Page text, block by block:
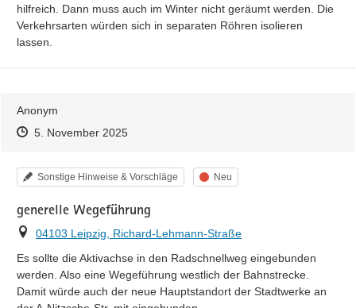
hilfreich. Dann muss auch im Winter nicht geräumt werden. Die
Verkehrsarten würden sich in separaten Röhren isolieren
lassen.
Anonym
Zeitpunkt des Erstellens
Zeitpunkt des Erstellens
5. November 2025Zur Äußerung
Kategorie
Sonstige Hinweise & Vorschläge Status
Neu
generelle Wegeführung
Ort
04103 Leipzig, Richard-Lehmann-Straße
Es sollte die Aktivachse in den Radschnellweg eingebunden
werden. Also eine Wegeführung westlich der Bahnstrecke.
Damit würde auch der neue Hauptstandort der Stadtwerke an